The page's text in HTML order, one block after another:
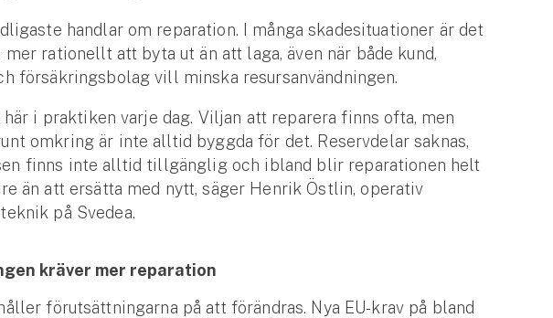
handlar om reparation. I många skadesituationer är det
rationellt att byta ut än att laga, även när både kund,
försäkringsbolag vill minska resursanvändningen.
här i praktiken varje dag. Viljan att reparera finns ofta, men
omkring är inte alltid byggda för det. Reservdelar saknas,
finns inte alltid tillgänglig och ibland blir reparationen helt
än att ersätta med nytt, säger Henrik Östlin, operativ
på Svedea.
kräver mer reparation
förutsättningarna på att förändras. Nya EU-krav på bland